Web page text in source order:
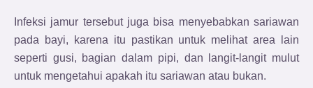
Infeksi jamur tersebut juga bisa menyebabkan sariawan
pada bayi, karena itu pastikan untuk melihat area lain
seperti gusi, bagian dalam pipi, dan langit-langit mulut
untuk mengetahui apakah itu sariawan atau bukan.